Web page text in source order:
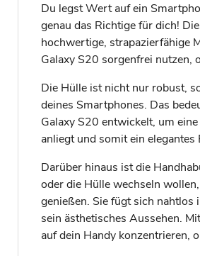
Du legst Wert auf ein
genau das Richtige für dich!
hochwertige, strapazierfähige
Galaxy S20 sorgenfrei nutzen,
Die Hülle ist nicht nur robust,
deines Smartphones. Das
Galaxy S20 entwickelt, um
anliegt und somit ein
Darüber hinaus ist die
oder die Hülle wechseln
genießen. Sie fügt sich nahtlos
sein ästhetisches Aussehen.
auf dein Handy konzentrieren,